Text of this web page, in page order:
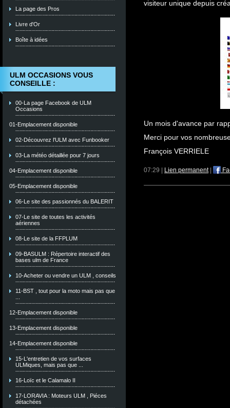
La page des Pros
Livre d'Or
Boîte à idées
ULM OCCASIONS VOUS
CONSEILLE :
00-La page Facebook de ULM
Occasions
01-Emplacement disponible
02-Découvrez l'ULM avec Funbooker
03-La météo détaillée pour 7 jours
04-Emplacement disponible
05-Emplacement disponible
06-Le site des passionnés du BALERIT
07-Le site de toutes les activités
aériennes
08-Le site de la FFPLUM
09-BASULM : Répertoire interactif des
bases ulm de France
10-Acheter ou vendre un ULM , conseils
11-BST , tout pour la moto mais pas que
12-Emplacement disponible
13-Emplacement disponible
14-Emplacement disponible
15-L'entretien de vos surfaces
ULMiques, mais pas que ...
16-Loïc et le Calamalo II
17-LORAVIA : Moteurs ULM , Piéces
détachées
visiteur unique depuis
Un mois d'avance par
Merci pour vos
François VERRIELE
07:29 | Lien permanent|